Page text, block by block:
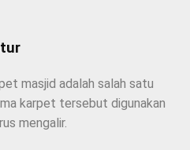
masjid adalah salah satu
karpet tersebut digunakan
mengalir.